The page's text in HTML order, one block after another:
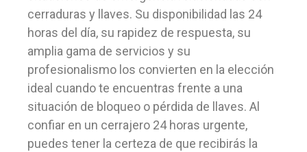
cerraduras y llaves. Su disponibilidad las 24
horas del día, su rapidez de respuesta, su
amplia gama de servicios y su
profesionalismo los convierten en la elección
ideal cuando te encuentras frente a una
situación de bloqueo o pérdida de llaves. Al
confiar en un cerrajero 24 horas urgente,
puedes tener la certeza de que recibirás la